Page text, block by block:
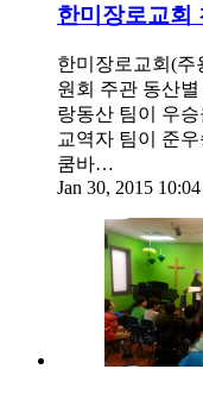
한미장로교회
한미장로교회(주
원회 주관 동산
랑동산 팀이 우
교역자 팀이 준
쿰바…
Jan 30, 2015